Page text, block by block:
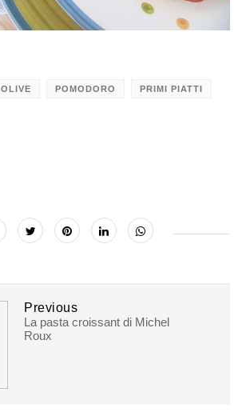
OLIVE POMODORO PRIMI PIATTI
Previous
La pasta croissant di Michel
Roux